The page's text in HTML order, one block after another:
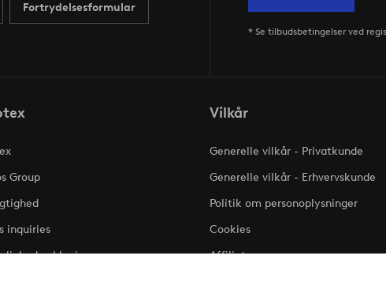
Fortrydelsesformular
* Se tilbudsbetingelser ved
Group
inquiries
Vilkår
Generelle vilkår - Privatkunde
Generelle vilkår - Erhvervskunde
Politik om personoplysninger
Cookies
Affiliate